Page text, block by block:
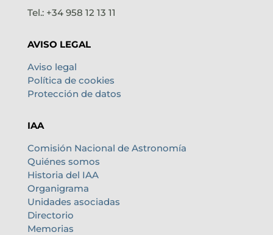
Tel.: +34 958 12 13 11
AVISO LEGAL
Aviso legal
Política de cookies
Protección de datos
IAA
Comisión Nacional de Astronomía
Quiénes somos
Historia del IAA
Organigrama
Unidades asociadas
Directorio
Memorias